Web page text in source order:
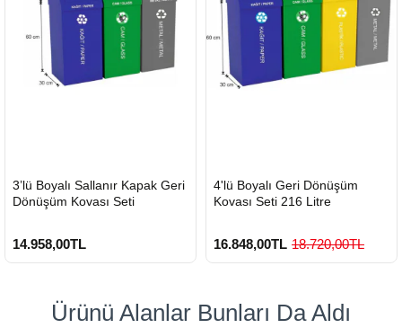
GÖNDERİ
3’lü Boyalı Sallanır Kapak Geri
Dönüşüm Kovası Seti
14.958,00TL
GÖNDERİ
4'lü Boyalı Geri Dönüşüm
Kovası Seti 216 Litre
16.848,00TL 18.720,00TL
Ürünü Alanlar Bunları Da Aldı